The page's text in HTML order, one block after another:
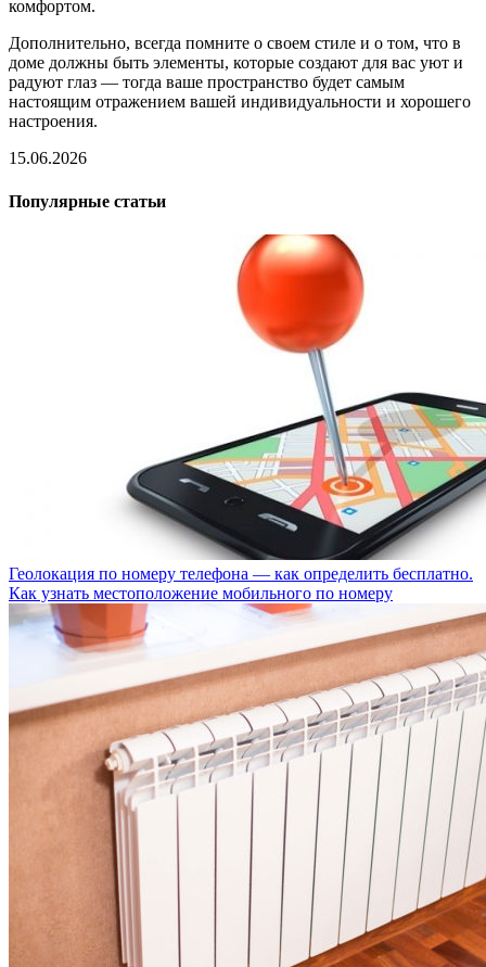
комфортом.
Дополнительно, всегда помните о своем стиле и о том, что в
доме должны быть элементы, которые создают для вас уют и
радуют глаз — тогда ваше пространство будет самым
настоящим отражением вашей индивидуальности и хорошего
настроения.
15.06.2026
Популярные статьи
Геолокация по номеру телефона — как определить бесплатно.
Как узнать местоположение мобильного по номеру